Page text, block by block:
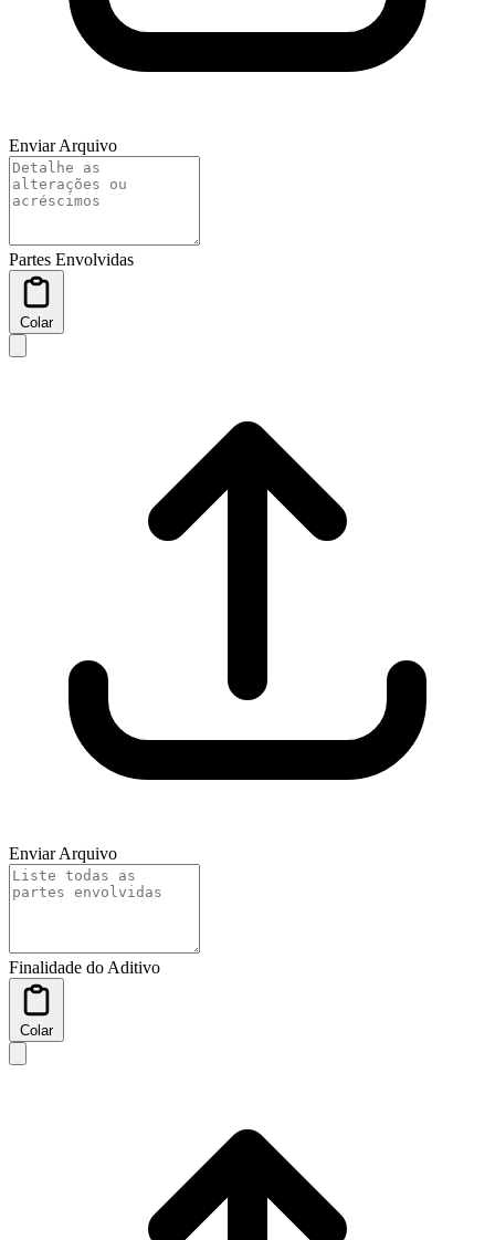
Enviar Arquivo
Partes Envolvidas
Colar
Enviar Arquivo
Finalidade do Aditivo
Colar